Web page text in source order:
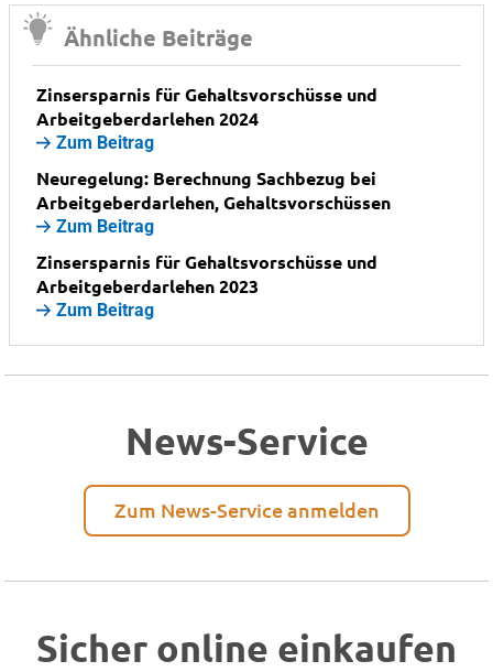
Ähnliche Beiträge
Zinsersparnis für Gehaltsvorschüsse und
Arbeitgeberdarlehen 2024
Zum Beitrag
Neuregelung: Berechnung Sachbezug bei
Arbeitgeberdarlehen, Gehaltsvorschüssen
Zum Beitrag
Zinsersparnis für Gehaltsvorschüsse und
Arbeitgeberdarlehen 2023
Zum Beitrag
News-Service
Zum News-Service anmelden
Sicher online einkaufen